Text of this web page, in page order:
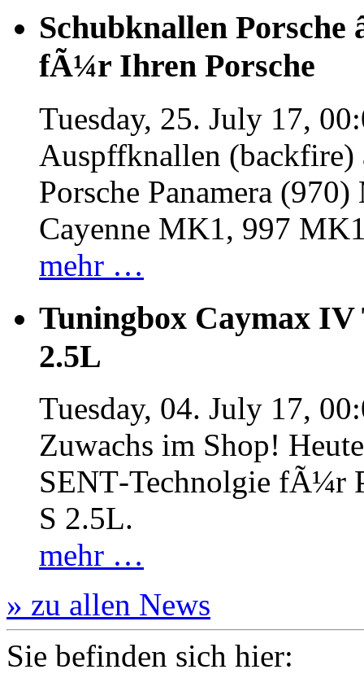
Schubknallen Porsche
fÃ¼r Ihren Porsche
Tuesday, 25. July 17,
Auspffknallen
Porsche Panamera
Cayenne MK1, 997
mehr …
Tuningbox Caymax IV
2.5L
Tuesday, 04. July 17,
Zuwachs im Shop!
SENT‐Technolgie fÃ¼r
S 2.5L.
mehr …
» zu allen News
Sie befinden sich hier: